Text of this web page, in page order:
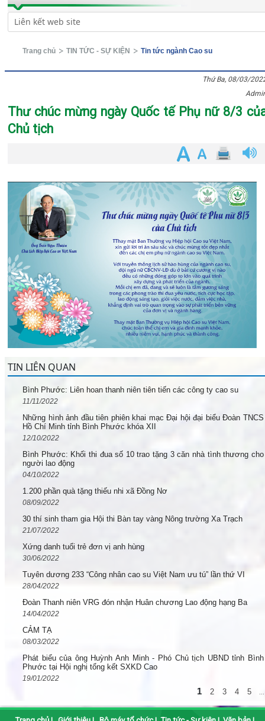
Trang chủ TIN TỨC - SỰ KIỆN Tin tức ngành Cao su
Thứ Ba, 08/03/
Thư chúc mừng ngày Quốc tế Phụ nữ 8/3
Chủ tịch
TIN LIÊN QUAN
Bình Phước: Liên hoan thanh niên tiên tiến các công ty cao su
11/11/2022
Những hình ảnh đầu tiên phiên khai mạc Đại hội đại biểu Đoàn TNCS
Hồ Chí Minh tỉnh Bình Phước khóa XII
12/10/2022
Bình Phước: Khối thi đua số 10 trao tặng 3 căn nhà tình thương cho
người lao động
04/10/2022
1.200 phần quà tặng thiếu nhi xã Đồng Nơ
08/09/2022
30 thí sinh tham gia Hội thi Bàn tay vàng Nông trường Xa Trạch
21/07/2022
Xứng danh tuổi trẻ đơn vị anh hùng
30/06/2022
Tuyên dương 233 “Công nhân cao su Việt Nam ưu tú” lần thứ VI
28/04/2022
Đoàn Thanh niên VRG đón nhận Huân chương Lao động hạng Ba
14/04/2022
CẢM TẠ
08/03/2022
Phát biểu của ông Huỳnh Anh Minh - Phó Chủ tịch UBND tỉnh Bình
Phước tại Hội nghị tổng kết SXKD Cao
19/01/2022
1 2 3 4 5 ...